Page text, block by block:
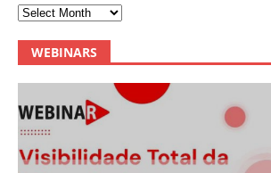
WEBINARS